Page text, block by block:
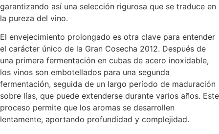
garantizando así una selección rigurosa que se traduce en
la pureza del vino.
El envejecimiento prolongado es otra clave para entender
el carácter único de la Gran Cosecha 2012. Después de
una primera fermentación en cubas de acero inoxidable,
los vinos son embotellados para una segunda
fermentación, seguida de un largo período de maduración
sobre lías, que puede extenderse durante varios años. Este
proceso permite que los aromas se desarrollen
lentamente, aportando profundidad y complejidad.